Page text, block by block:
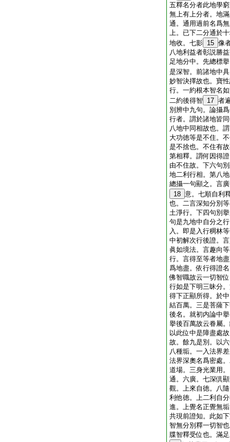
五釋名分者此地學
無上有上分者。地
通。通用過前名爲
上。已下二分通於
地收。七影 15 像
八地利益者彰説勝
足地分中。先總標
是深智。前諸地中
妙智決擇故也。寶
行。一約根本智名
二約後得智 17 者
別辨中九句。論攝
行者。謂於諸地皆
八地中同相故也。
大功徳等是不住。
是不捨也。不住有
第相釋。謂何因得
由不住故。下六句
地二利行相。第八
總攝一句顯之。言
18 意。七順自利
也。二言深知分別
土淨行。下四句別
句是九地中自分之
入。即是入行稠林
中初解次行後證。
眞如境法。言趣向
行。言得至等者地
爲地盡。依行得證
佛智職故云一切智
行如是下明三昧分
得下正顯所得。於
結百萬。三是菩薩
後名。就初内論中
擧後百萬故云眷屬
以此位中是障盡處
故。餘九是別。以
八種垢。一入法界
法界深奧名爲密處
道場。三身光業用
通。六廣。七深倶
觀。上來自徳。八
利他徳。上二利自
進。上覺名正覺無
共現前證知。此如
智無分別釋一切智
牒智釋受位也。滿